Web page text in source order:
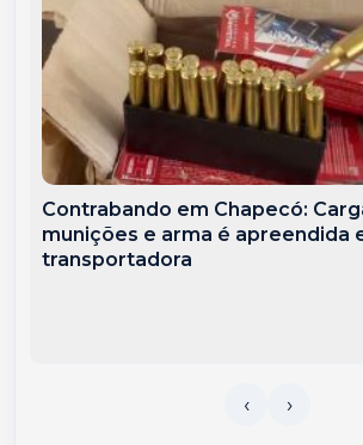
Contrabando em Chapecó:
munições e arma é apreendida
transportadora